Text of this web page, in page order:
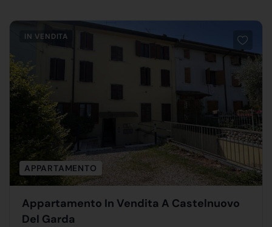
IN VENDITA
APPARTAMENTO
Appartamento In Vendita A Castelnuovo
Del Garda